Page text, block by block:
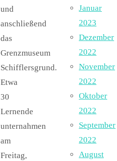
und
anschließend
das
Grenzmuseum
Schifflersgrund.
Etwa
30
Lernende
unternahmen
am
Freitag,
Januar
2023
Dezember
2022
November
2022
Oktober
2022
September
2022
August